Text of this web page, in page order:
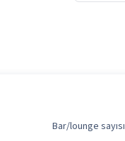
Bar/lounge